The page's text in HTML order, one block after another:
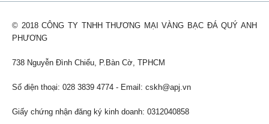
© 2018 CÔNG TY TNHH THƯƠNG MẠI VÀNG BẠC ĐÁ QUÝ ANH
PHƯƠNG
738 Nguyễn Đình Chiểu, P.Bàn Cờ, TPHCM
Số điện thoại: 028 3839 4774 - Email: cskh@apj.vn
Giấy chứng nhận đăng ký kinh doanh: 0312040858